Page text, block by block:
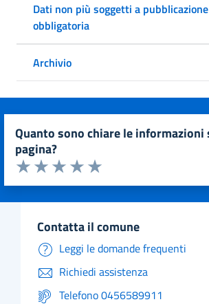
Dati non più soggetti a pubblicazione
obbligatoria
Archivio
quanto sono chiare le informazioni su questa
pagina?
Valuta da 1 a 5 stelle la pagina
Valuta 5 stelle su 5
Valuta 4 stelle su 5
Valuta 3 stelle su 5
Valuta 2 stelle su 5
Valuta 1 stelle su 5
contatta il comune
Leggi le domande frequenti
Richiedi assistenza
Telefono 0456589911